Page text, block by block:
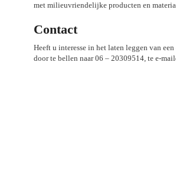
met milieuvriendelijke producten en
Contact
Heeft u interesse in het laten leggen van
door te bellen naar 06 – 20309514, te e-